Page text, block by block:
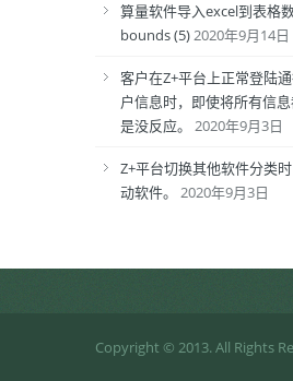
算量软件导入excel到表格
bounds (5)2020年9月14日
客户在Z+平台上正常登陆
户信息时，即使将所有信
是没反应。
2020年9月3日
Z+平台切换其他软件分类
动软件。
2020年9月3日
Copyright © 2013. All Rights